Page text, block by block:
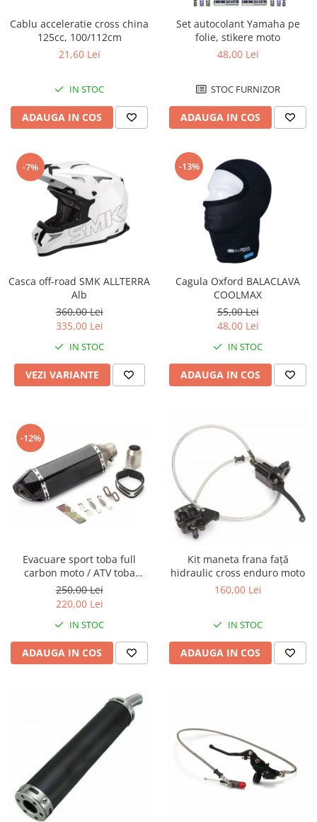
Cutii laterale Shad
Genti rezervor Shad
Genti TERRA Shad
Kituri complete TERRA Shad
Kituri de prindere Shad
Rucsacuri & Genti
Genti
Suporti prindere cutii/genti
Cutii / Genti
Chingi / Plase bagaj
Lama zapada
Prelata moto/atv/snow
Remorci & Trolii
Accesorii
Carlige & Suporti
Trolii & Suporti
Suporti ATV & UTV
Suporti telefon & Audio
EVACUARE
Evacuari universale
Evacuări Storm
Evacuari FMF
Accesorii
Banda termica
Galerie Evacuare
Garnituri toba
Kit tuning
Prindere
Protecții galerie
Cablu acceleratie cross china
125cc, 100/112cm
21,60 Lei
IN STOC
ADAUGA IN COS
Set autocolant Yamaha pe
folie, stikere moto
48,00 Lei
STOC FURNIZOR
ADAUGA IN COS
-7%
Casca off-road SMK ALLTERRA
Alb
360,00 Lei
335,00 Lei
IN STOC
VEZI VARIANTE
-13%
Cagula Oxford BALACLAVA
COOLMAX
55,00 Lei
48,00 Lei
IN STOC
ADAUGA IN COS
-12%
Evacuare sport toba full
carbon moto / ATV toba
esapament finala
250,00 Lei
220,00 Lei
IN STOC
ADAUGA IN COS
Kit maneta frana față
hidraulic cross enduro moto
160,00 Lei
IN STOC
ADAUGA IN COS